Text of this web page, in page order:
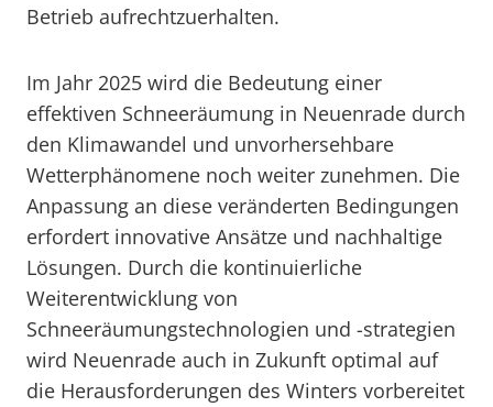
Betrieb aufrechtzuerhalten.
Im Jahr 2025 wird die Bedeutung einer
effektiven Schneeräumung in Neuenrade durch
den Klimawandel und unvorhersehbare
Wetterphänomene noch weiter zunehmen. Die
Anpassung an diese veränderten Bedingungen
erfordert innovative Ansätze und nachhaltige
Lösungen. Durch die kontinuierliche
Weiterentwicklung von
Schneeräumungstechnologien und -strategien
wird Neuenrade auch in Zukunft optimal auf
die Herausforderungen des Winters vorbereitet